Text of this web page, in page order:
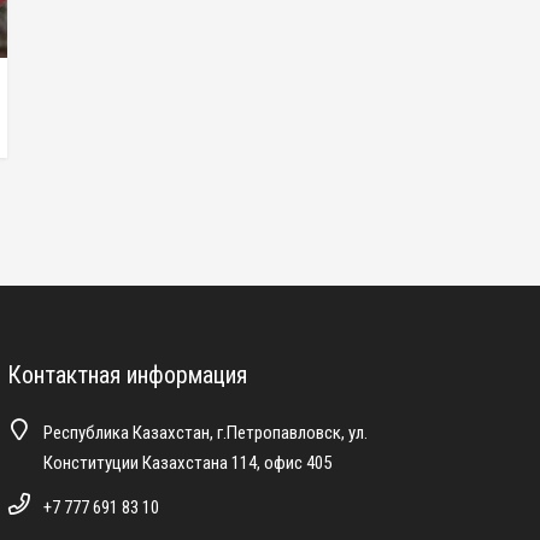
Контактная информация
Республика Казахстан, г.Петропавловск, ул.
Конституции Казахстана 114, офис 405
+7 777 691 83 10